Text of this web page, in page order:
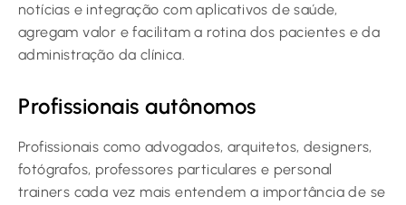
notícias e integração com aplicativos de saúde,
agregam valor e facilitam a rotina dos pacientes e da
administração da clínica.
Profissionais autônomos
Profissionais como advogados, arquitetos, designers,
fotógrafos, professores particulares e personal
trainers cada vez mais entendem a importância de se